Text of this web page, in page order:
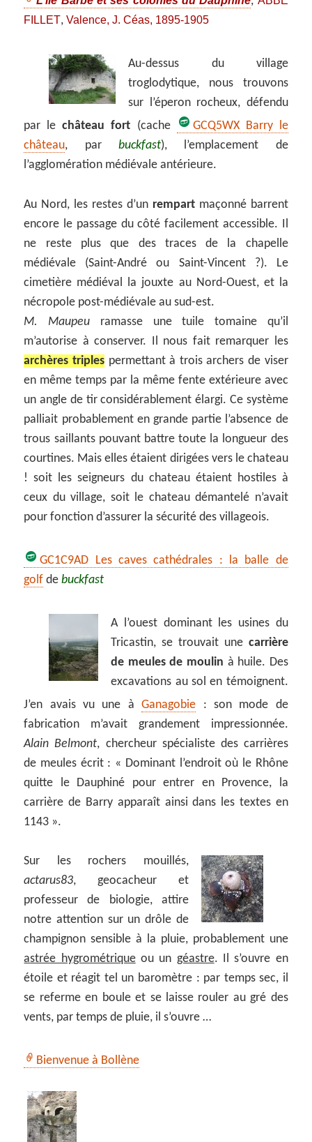
FILLET,Valence, J. Céas, 1895-1905
Au-dessus du village
troglodytique, nous trouvons
sur l’éperon rocheux, défendu
par lechâteau fort (cache
GCQ5WX Barry le
château, par buckfast), l’emplacement de
l’agglomération médiévale antérieure.
Au Nord, les restes d’un rempartmaçonné barrent
encore le passage du côté facilement accessible. Il
ne reste plus que des traces de la chapelle
médiévale (Saint-André ou Saint-Vincent ?). Le
cimetière médiéval la jouxte au Nord-Ouest, et la
nécropole post-médiévale au sud-est.
M. Maupeu ramasse une tuile tomaine qu’il
m’autorise à conserver. Il nous fait remarquer les
archères triples permettant à trois archers de viser
en même temps par la même fente extérieure avec
un angle de tir considérablement élargi. Ce système
palliait probablement en grande partie l’absence de
trous saillants pouvant battre toute la longueur des
courtines. Mais elles étaient dirigées vers le chateau
! soit les seigneurs du chateau étaient hostiles à
ceux du village, soit le chateau démantelé n’avait
pour fonction d’assurer la sécurité des villageois.
GC1C9AD Les caves cathédrales : la balle de
golf debuckfast
A l’ouest dominant les usines du
Tricastin, se trouvait une carrière
de meules de moulin à huile. Des
excavations au sol en témoignent.
J’en avais vu une àGanagobie : son mode de
fabrication m’avait grandement impressionnée.
Alain Belmont, chercheur spécialiste des carrières
de meules écrit : « Dominant l’endroit où le Rhône
quitte le Dauphiné pour entrer en Provence, la
carrière de Barry apparaît ainsi dans les textes en
1143 ».
Sur les rochers mouillés,
actarus83, geocacheur et
professeur de biologie, attire
notre attention sur un drôle de
champignon sensible à la pluie, probablement une
astrée hygrométriqueou un géastre. Il s’ouvre en
étoile et réagit tel un baromètre : par temps sec, il
se referme en boule et se laisse rouler au gré des
vents, par temps de pluie, il s’ouvre …
Bienvenue à Bollène